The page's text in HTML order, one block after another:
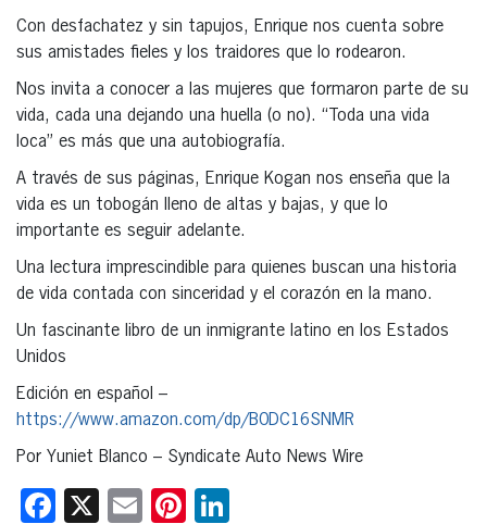
Con desfachatez y sin tapujos, Enrique nos cuenta sobre
sus amistades fieles y los traidores que lo rodearon.
Nos invita a conocer a las mujeres que formaron parte de su
vida, cada una dejando una huella (o no). “Toda una vida
loca” es más que una autobiografía.
A través de sus páginas, Enrique Kogan nos enseña que la
vida es un tobogán lleno de altas y bajas, y que lo
importante es seguir adelante.
Una lectura imprescindible para quienes buscan una historia
de vida contada con sinceridad y el corazón en la mano.
Un fascinante libro de un inmigrante latino en los Estados
Unidos
Edición en español –
https://www.amazon.com/dp/B0DC16SNMR
Por Yuniet Blanco – Syndicate Auto News Wire
Facebook
X EmailPinterest